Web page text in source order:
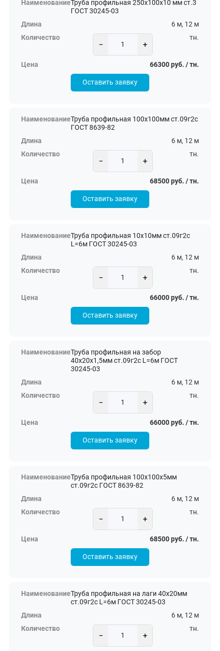
Труба профильная 250х100х10 мм ст.3
ГОСТ 30245-03
6 м, 12 м
− +
тн.
66300 руб. / тн.
Оставить заявку
Труба профильная 100х100мм ст.09г2с
ГОСТ 8639-82
6 м, 12 м
− +
тн.
68500 руб. / тн.
Оставить заявку
Труба профильная 10х10мм ст.09г2с
L=6м ГОСТ 30245-03
6 м, 12 м
− +
тн.
66000 руб. / тн.
Оставить заявку
Труба профильная на забор
40х20х1,5мм ст.09г2с L=6м ГОСТ
30245-03
6 м, 12 м
− +
тн.
66000 руб. / тн.
Оставить заявку
Труба профильная 100х100х5мм
ст.09г2с ГОСТ 8639-82
6 м, 12 м
− +
тн.
68500 руб. / тн.
Оставить заявку
Труба профильная на лаги 40х20мм
ст.09г2с L=6м ГОСТ 30245-03
6 м, 12 м
− +
тн.